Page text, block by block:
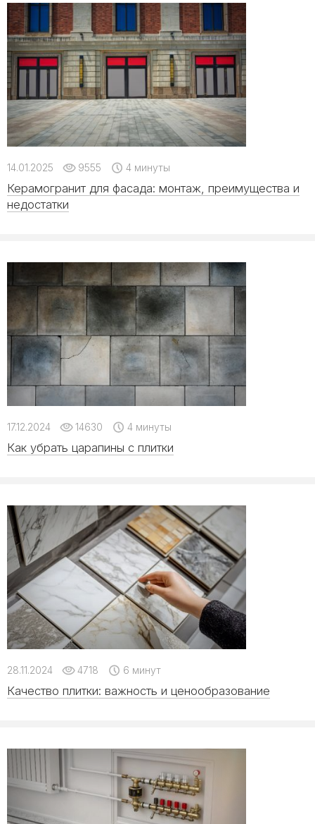
14.01.2025 9555 4 минуты
Керамогранит для фасада: монтаж, преимущества и
недостатки
17.12.2024 14630 4 минуты
Как убрать царапины с плитки
28.11.2024 4718 6 минут
Качество плитки: важность и ценообразование